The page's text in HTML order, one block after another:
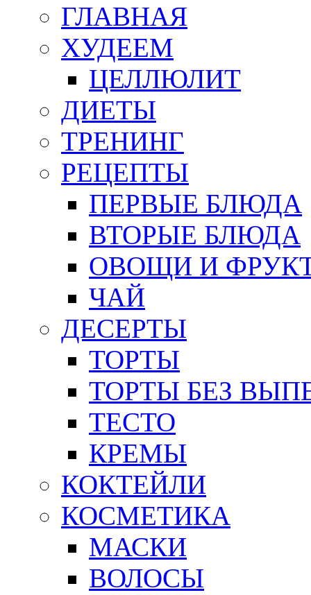
ГЛАВНАЯ
ХУДЕЕМ
ЦЕЛЛЮЛИТ
ДИЕТЫ
ТРЕНИНГ
РЕЦЕПТЫ
ПЕРВЫЕ БЛЮДА
ВТОРЫЕ БЛЮДА
ОВОЩИ И
ЧАЙ
ДЕСЕРТЫ
ТОРТЫ
ТОРТЫ БЕЗ
ТЕСТО
КРЕМЫ
КОКТЕЙЛИ
КОСМЕТИКА
МАСКИ
ВОЛОСЫ